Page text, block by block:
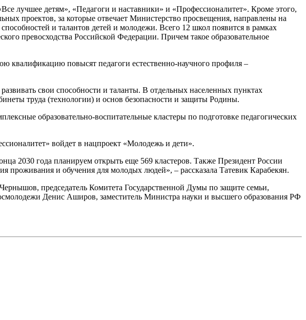
лучшее детям», «Педагоги и наставники» и «Профессионалитет». Кроме этого,
проектов, за которые отвечает Министерство просвещения, направлены на
и талантов детей и молодежи. Всего 12 школ появится в рамках
превосходства Российской Федерации. Причем такое образовательное
квалификацию повысят педагоги естественно-научного профиля –
свои способности и таланты. В отдельных населенных пунктах
труда (технологии) и основ безопасности и защиты Родины.
образовательно-воспитательные кластеры по подготовке педагогических
войдет в нацпроект «Молодежь и дети».
2030 года планируем открыть еще 569 кластеров. Также Президент России
и обучения для молодых людей», – рассказала Татевик Карабекян.
председатель Комитета Государственной Думы по защите семьи,
Денис Аширов, заместитель Министра науки и высшего образования РФ